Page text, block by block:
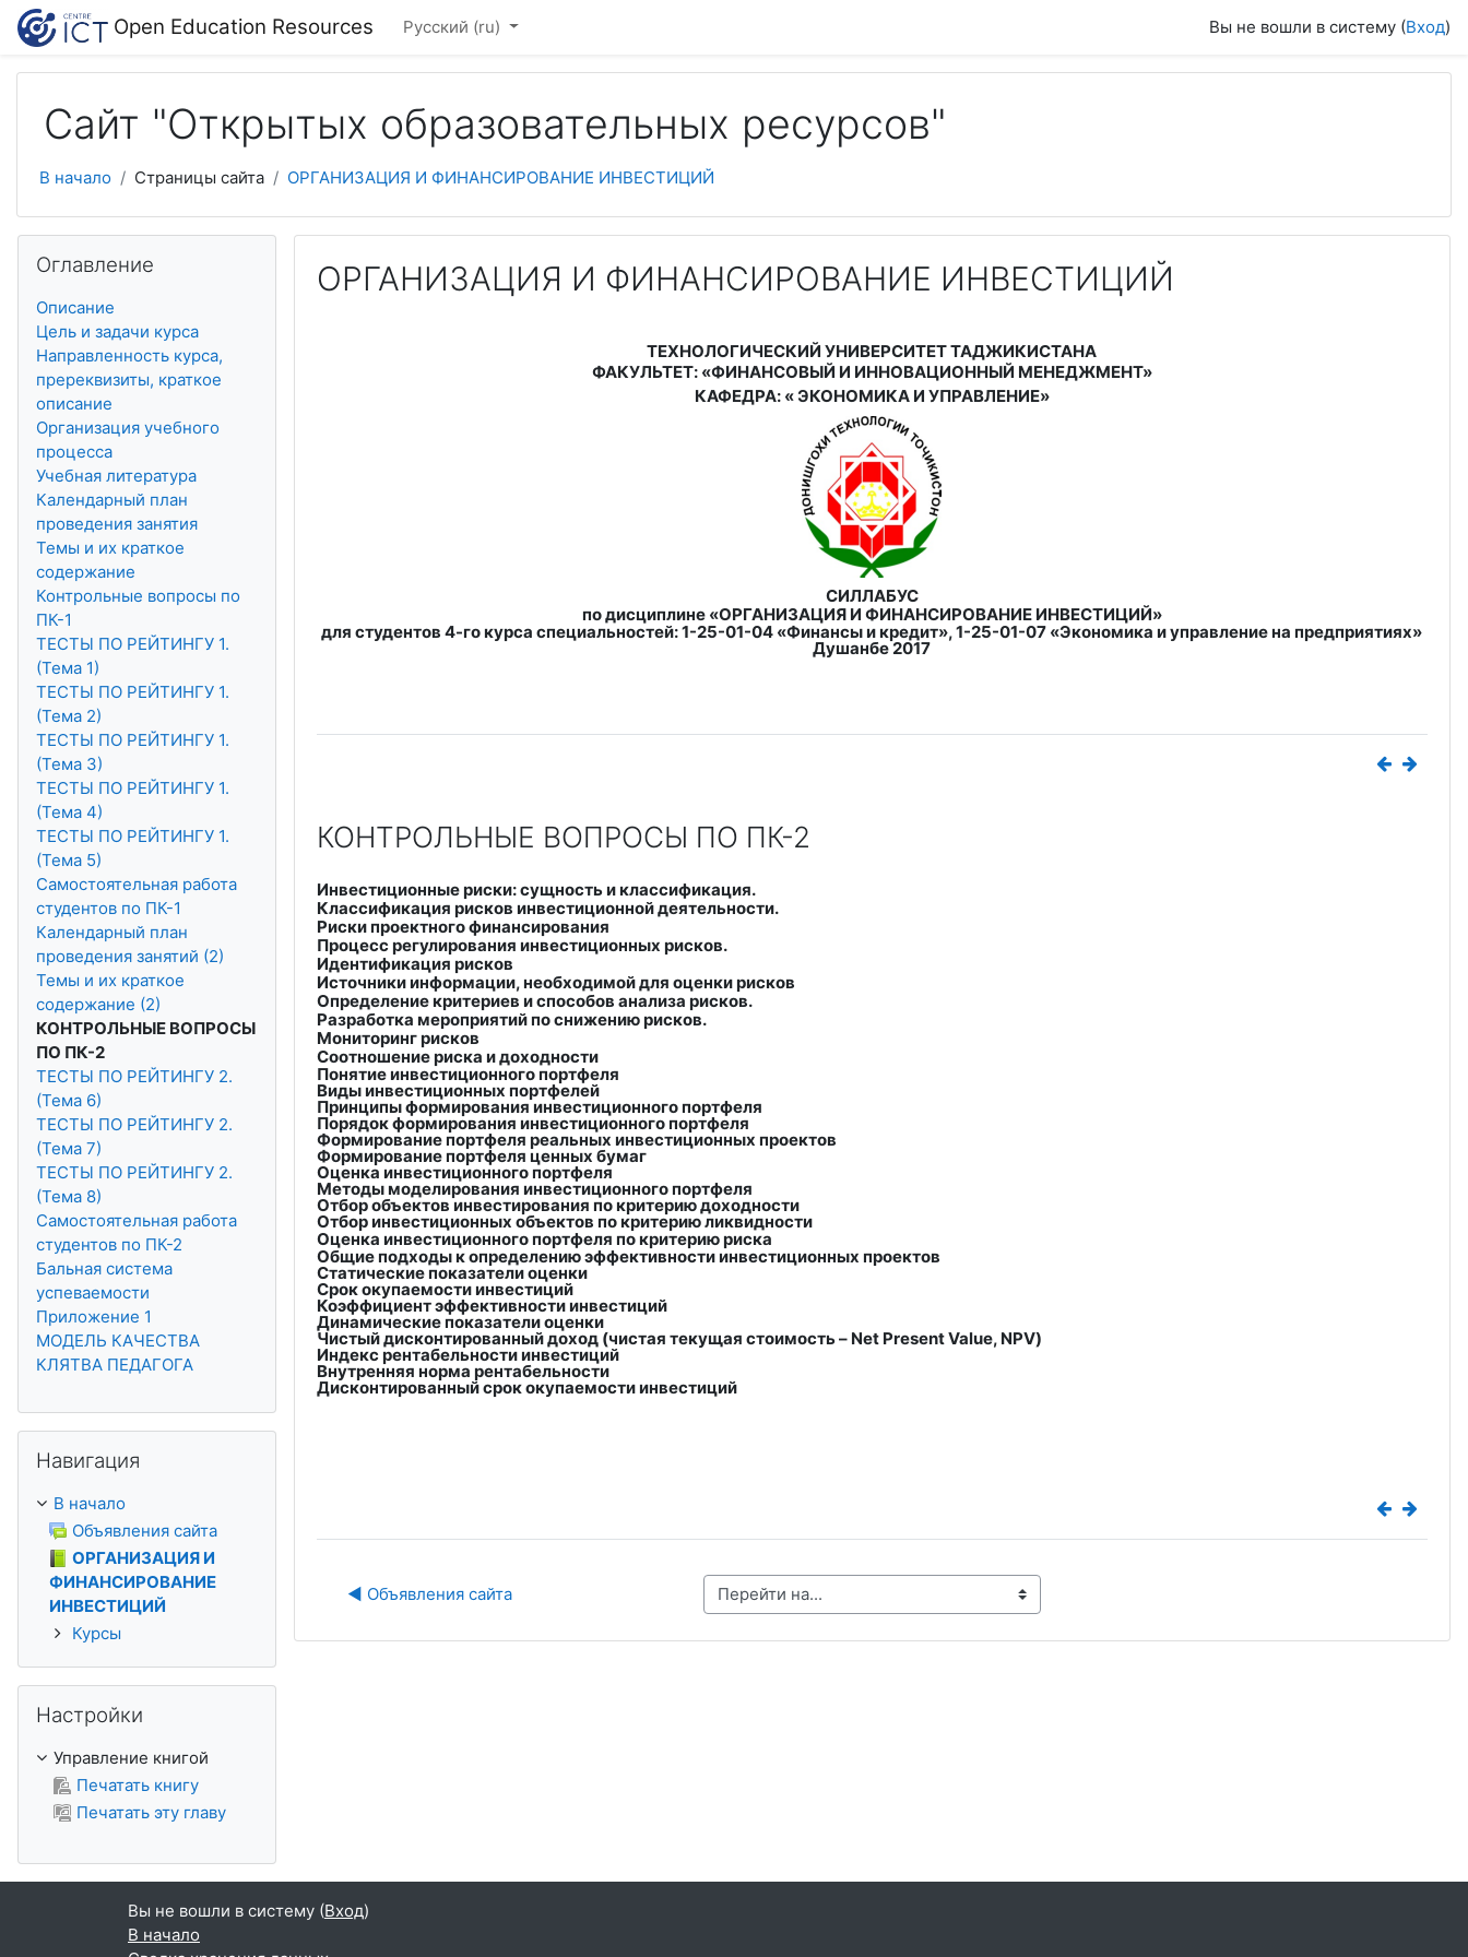
Перейти к основному содержанию
Open Education Resources Русский ‎(ru)‎ Вы не вошли в систему (Вход)
Сайт "Открытых образовательных ресурсов"
В начало Страницы сайта ОРГАНИЗАЦИЯ И ФИНАНСИРОВАНИЕ ИНВЕСТИЦИЙ
ОРГАНИЗАЦИЯ И ФИНАНСИРОВАНИЕ ИНВЕСТИЦИЙ
ТЕХНОЛОГИЧЕСКИЙ УНИВЕРСИТЕТ ТАДЖИКИСТАНА
ФАКУЛЬТЕТ:«ФИНАНСОВЫЙ И ИННОВАЦИОННЫЙ МЕНЕДЖМЕНТ»
КАФЕДРА:«ЭКОНОМИКА И УПРАВЛЕНИЕ»
СИЛЛАБУС
по дисциплине «ОРГАНИЗАЦИЯ И ФИНАНСИРОВАНИЕ ИНВЕСТИЦИЙ»
для студентов 4-го курса специальностей: 1-25-01-04 «Финансы и кредит», 1-25-01-07 «Экономика и управление на предприятиях»
Душанбе 2017
КОНТРОЛЬНЫЕ ВОПРОСЫ ПО ПК-2
Инвестиционные риски: сущность и классификация.
Классификация рисков инвестиционной деятельности.
Риски проектного финансирования
Процесс регулирования инвестиционных рисков.
Идентификация рисков
Источники информации, необходимой для оценки рисков
Определение критериев и способов анализа рисков.
Разработка мероприятий по снижению рисков.
Мониторинг рисков
Соотношение риска и доходности
Понятие инвестиционного портфеля
Виды инвестиционных портфелей
Принципы формирования инвестиционного портфеля
Порядок формирования инвестиционного портфеля
Формирование портфеля реальных инвестиционных проектов
Формирование портфеля ценных бумаг
Оценка инвестиционного портфеля
Методы моделирования инвестиционного портфеля
Отбор объектов инвестирования по критерию доходности
Отбор инвестиционных объектов по критерию ликвидности
Оценка инвестиционного портфеля по критерию риска
Общие подходы к определению эффективности инвестиционных проектов
Статические показатели оценки
Срок окупаемости инвестиций
Коэффициент эффективности инвестиций
Динамические показатели оценки
Чистый дисконтированный доход (чистая текущая стоимость – Net PresentValue, NPV)
Индекс рентабельности инвестиций
Внутренняя норма рентабельности
Дисконтированный срок окупаемости инвестиций
◀︎ Объявления сайта Перейти на...
Оглавление
Описание
Цель и задачи курса
Направленность курса,
пререквизиты, краткое
описание
Организация учебного
процесса
Учебная литература
Календарный план
проведения занятия
Темы и их краткое
содержание
Контрольные вопросы по
ПК-1
ТЕСТЫ ПО РЕЙТИНГУ 1.
(Тема 1)
ТЕСТЫ ПО РЕЙТИНГУ 1.
(Тема 2)
ТЕСТЫ ПО РЕЙТИНГУ 1.
(Тема 3)
ТЕСТЫ ПО РЕЙТИНГУ 1.
(Тема 4)
ТЕСТЫ ПО РЕЙТИНГУ 1.
(Тема 5)
Самостоятельная работа
студентов по ПК-1
Календарный план
проведения занятий (2)
Темы и их краткое
содержание (2)
КОНТРОЛЬНЫЕ ВОПРОСЫ
ПО ПК-2
ТЕСТЫ ПО РЕЙТИНГУ 2.
(Тема 6)
ТЕСТЫ ПО РЕЙТИНГУ 2.
(Тема 7)
ТЕСТЫ ПО РЕЙТИНГУ 2.
(Тема 8)
Самостоятельная работа
студентов по ПК-2
Бальная система
успеваемости
Приложение 1
МОДЕЛЬ КАЧЕСТВА
КЛЯТВА ПЕДАГОГА
Навигация
В начало
Объявления сайта
ОРГАНИЗАЦИЯ И
ФИНАНСИРОВАНИЕ
ИНВЕСТИЦИЙ
Курсы
Настройки
Управление книгой
Печатать книгу
Печатать эту главу
Вы не вошли в систему (Вход)
В начало